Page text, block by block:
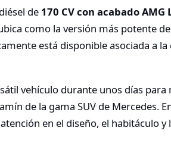
de 170 CV con acabado
como la versión más potente
está disponible asociada a
vehículo durante unos días
de la gama SUV de Mercedes.
en el diseño, el habitáculo y